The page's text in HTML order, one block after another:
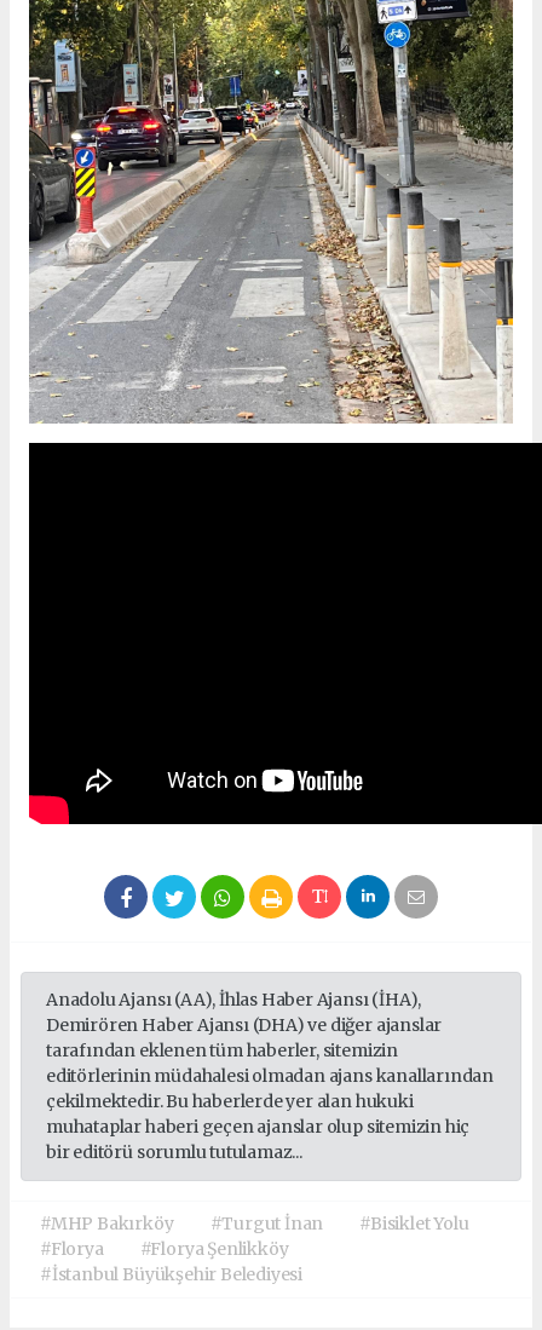
Anadolu Ajansı (AA), İhlas Haber Ajansı (İHA),
Demirören Haber Ajansı (DHA) ve diğer ajanslar
tarafından eklenen tüm haberler, sitemizin
editörlerinin müdahalesi olmadan ajans kanallarından
çekilmektedir. Bu haberlerde yer alan hukuki
muhataplar haberi geçen ajanslar olup sitemizin hiç
bir editörü sorumlu tutulamaz...
#MHP Bakırköy #Turgut İnan
#Bisiklet Yolu
#Florya
#Florya Şenlikköy
#İstanbul Büyükşehir Belediyesi